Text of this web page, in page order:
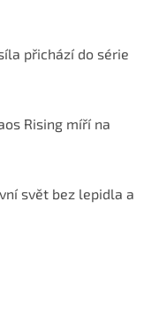
přichází do série
Rising míří na
svět bez lepidla a